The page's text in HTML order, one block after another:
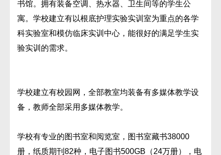
书馆。拥有装备空调、热水器、卫生间等的学生公
寓。学校建立有以根底护理实验实训室为重点的各学
科实验室和模仿临床实训中心，能很好的满足学生实
验实训的需求。
学校建立有校园网，全部教室均装备有多媒体教学设
备，教师全部采用多媒体教学。
学校有专业的图书室和阅览室，图书室藏书38000
册，纸质期刊82种，电子图书500GB（24万册），电